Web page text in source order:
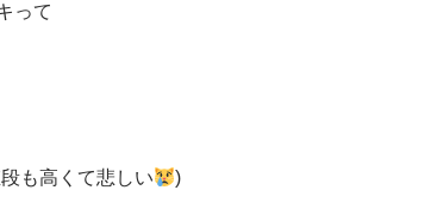
って
も高くて悲しい
)